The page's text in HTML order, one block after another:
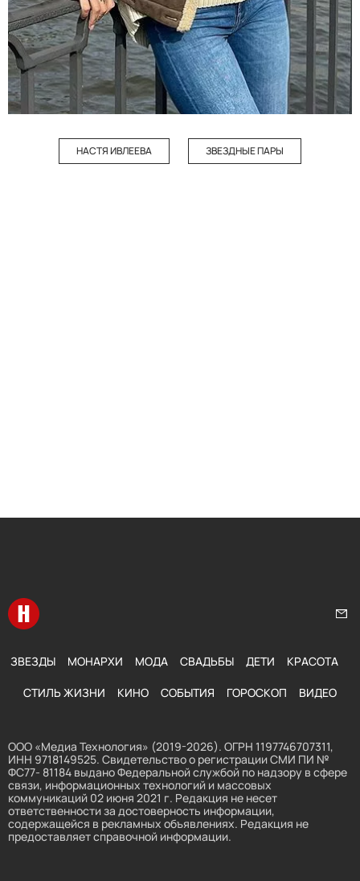
НАСТЯ ИВЛЕЕВА ЗВЕЗДНЫЕ ПАРЫ
Перейти на главную
ЗВЕЗДЫ МОНАРХИ МОДА СВАДЬБЫ ДЕТИ КРАСОТА
СТИЛЬ ЖИЗНИ КИНО СОБЫТИЯ ГОРОСКОП ВИДЕО
ООО «Медиа Технология» (2019-2026). ОГРН 1197746707311,
ИНН 9718149525. Свидетельство о регистрации СМИ ПИ №
ФС77- 81184 выдано Федеральной службой по надзору в сфере
связи, информационных технологий и массовых
коммуникаций 02 июня 2021 г. Редакция не несет
ответственности за достоверность информации,
содержащейся в рекламных объявлениях. Редакция не
предоставляет справочной информации.